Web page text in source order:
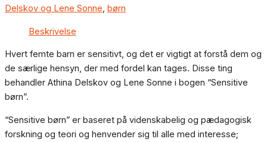
Delskov og Lene Sonne, børn
Beskrivelse
Hvert femte barn er sensitivt, og det er vigtigt at forstå dem og
de særlige hensyn, der med fordel kan tages. Disse ting
behandler Athina Delskov og Lene Sonne i bogen “Sensitive
børn”.
“Sensitive børn” er baseret på videnskabelig og pædagogisk
forskning og teori og henvender sig til alle med interesse;